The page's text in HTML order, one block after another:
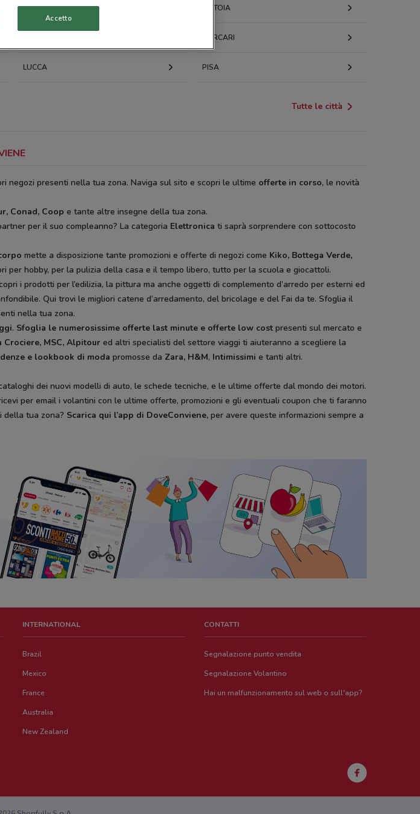
CALENZANO PISTOIA
PORCARI
LUCCA PISA
Tutte le città
negozi presenti nella tua zona. Naviga sul sito e scopri le ultime offerte in corso, le novità
Conad, Coop e tante altre insegne della tua zona.
per il suo compleanno? La categoria Elettronica ti saprà sorprendere con sottocosto
mette a disposizione tante promozioni e offerte di negozi come Kiko, Bottega Verde,
per hobby, per la pulizia della casa e il tempo libero, tutto per la scuola e giocattoli.
i prodotti per l’edilizia, la pittura ma anche oggetti di complemento d’arredo per esterni ed
Qui trovi le migliori catene d’arredamento, del bricolage e del Fai da te. Sfoglia il
nella tua zona.
. Sfoglia le numerosissime offerte last minute e offerte low cost presenti sul mercato e
Crociere, MSC, Alpitour ed altri specialisti del settore viaggi ti aiuteranno a scegliere la
e lookbook di moda promosse da Zara, H&M, Intimissimi e tanti altri.
dei nuovi modelli di auto, le schede tecniche, e le ultime offerte dal mondo dei motori.
per email i volantini con le ultime offerte, promozioni e gli eventuali coupon che ti faranno
della tua zona? Scarica qui l’app di DoveConviene, per avere queste informazioni sempre a
INTERNATIONAL
Brazil
Mexico
France
Australia
New Zealand
CONTATTI
Segnalazione punto vendita
Segnalazione Volantino
Hai un malfunzionamento sul web o sull'app?
Accetto